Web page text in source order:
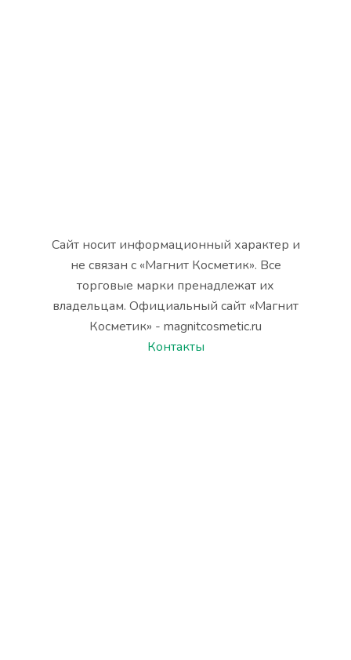
Сайт носит информационный характер и
не связан с «Магнит Косметик». Все
торговые марки пренадлежат их
владельцам. Официальный сайт «Магнит
Косметик» - magnitcosmetic.ru
Контакты